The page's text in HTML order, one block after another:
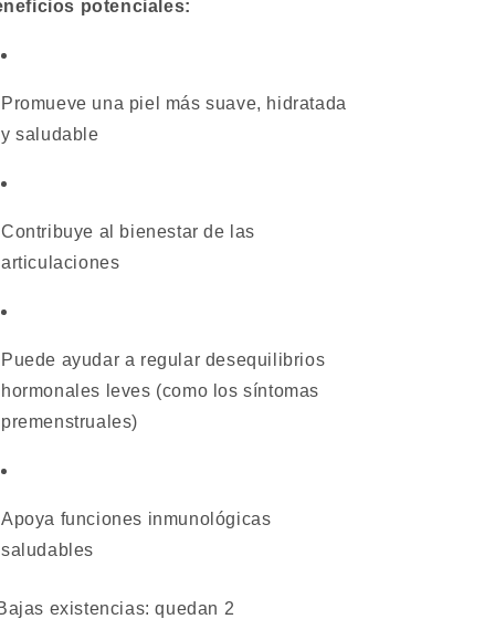
potenciales:
Promueve una piel más suave, hidratada
y saludable
Contribuye al bienestar de las
articulaciones
Puede ayudar a regular desequilibrios
hormonales leves (como los síntomas
premenstruales)
Apoya funciones inmunológicas
saludables
existencias: quedan 2